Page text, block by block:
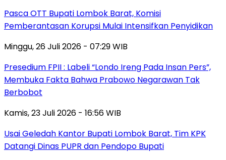
Pasca OTT Bupati Lombok Barat, Komisi
Pemberantasan Korupsi Mulai Intensifkan Penyidikan
Minggu, 26 Juli 2026 - 07:29 WIB
Presedium FPII : Labeli “Londo Ireng Pada Insan Pers”,
Membuka Fakta Bahwa Prabowo Negarawan Tak
Berbobot
Kamis, 23 Juli 2026 - 16:56 WIB
Usai Geledah Kantor Bupati Lombok Barat, Tim KPK
Datangi Dinas PUPR dan Pendopo Bupati